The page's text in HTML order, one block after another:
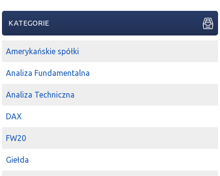
KATEGORIE
Amerykańskie spółki
Analiza Fundamentalna
Analiza Techniczna
DAX
FW20
Giełda